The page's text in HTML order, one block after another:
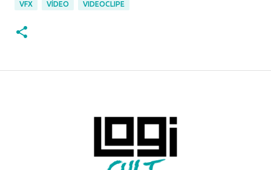
VFX VÍDEO VIDEOCLIPE